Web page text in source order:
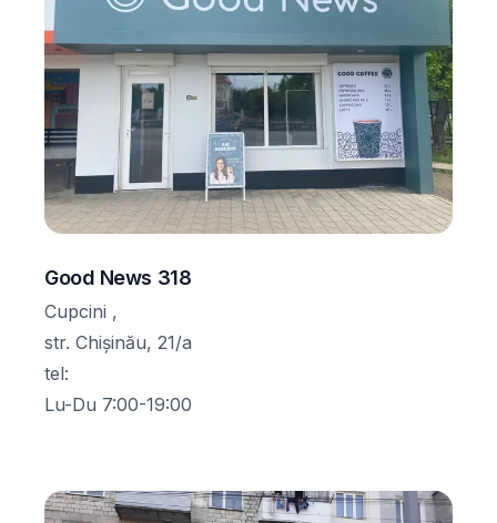
Good News 318
Cupcini ,
str. Chișinău, 21/a
tel:
Lu-Du 7:00-19:00